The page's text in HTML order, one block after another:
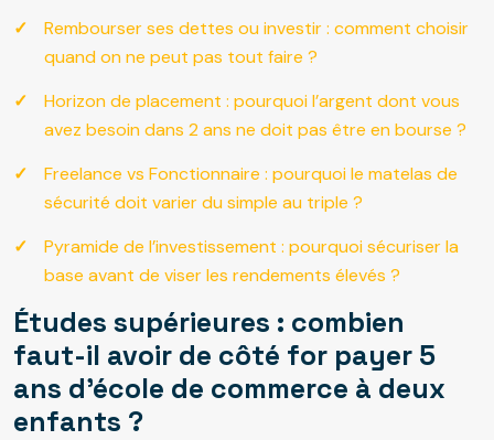
Rembourser ses dettes ou investir : comment choisir
quand on ne peut pas tout faire ?
Horizon de placement : pourquoi l’argent dont vous
avez besoin dans 2 ans ne doit pas être en bourse ?
Freelance vs Fonctionnaire : pourquoi le matelas de
sécurité doit varier du simple au triple ?
Pyramide de l’investissement : pourquoi sécuriser la
base avant de viser les rendements élevés ?
Études supérieures : combien
faut-il avoir de côté for payer 5
ans d’école de commerce à deux
enfants ?